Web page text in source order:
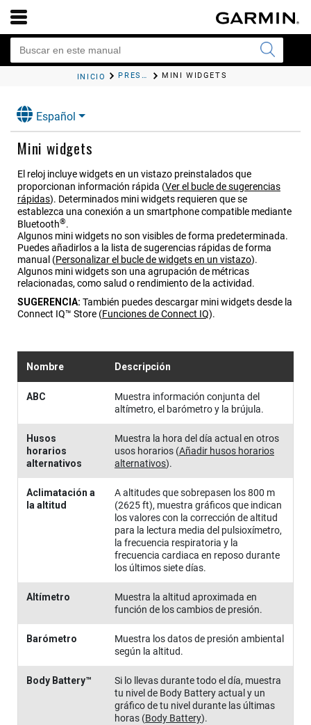
INICIO PRESENTACIÓN MINI WIDGETS
Español
Mini widgets
El reloj incluye widgets en un vistazo preinstalados que
proporcionan información rápida (Ver el bucle de sugerencias
rápidas). Determinados mini widgets requieren que se
establezca una conexión a un smartphone compatible mediante
Bluetooth®.
Algunos mini widgets no son visibles de forma predeterminada.
Puedes añadirlos a la lista de sugerencias rápidas de forma
manual (Personalizar el bucle de widgets en un vistazo).
Algunos mini widgets son una agrupación de métricas
relacionadas, como salud o rendimiento de la actividad.
SUGERENCIA: También puedes descargar mini widgets desde la
Connect IQ™ Store (Funciones de Connect IQ).
Nombre Descripción
ABC
Muestra información conjunta del
altímetro, el barómetro y la brújula.
Husos
horarios
alternativos
Muestra la hora del día actual en otros
usos horarios (Añadir husos horarios
alternativos).
Aclimatación a
la altitud
A altitudes que sobrepasen los 800 m
(2625 ft), muestra gráficos que indican
los valores con la corrección de altitud
para la lectura media del pulsioxímetro,
la frecuencia respiratoria y la
frecuencia cardiaca en reposo durante
los últimos siete días.
Altímetro
Muestra la altitud aproximada en
función de los cambios de presión.
Barómetro
Muestra los datos de presión ambiental
según la altitud.
Body Battery™
Si lo llevas durante todo el día, muestra
tu nivel de Body Battery actual y un
gráfico de tu nivel durante las últimas
horas (Body Battery).